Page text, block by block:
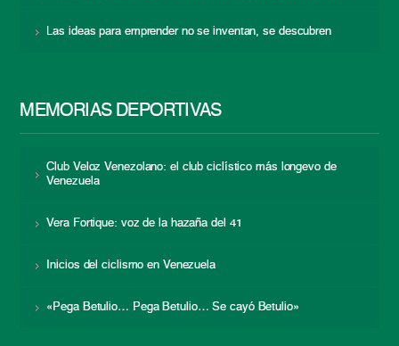
Las ideas para emprender no se inventan, se descubren
MEMORIAS DEPORTIVAS
Club Veloz Venezolano: el club ciclístico más longevo de
Venezuela
Vera Fortique: voz de la hazaña del 41
Inicios del ciclismo en Venezuela
«Pega Betulio… Pega Betulio… Se cayó Betulio»